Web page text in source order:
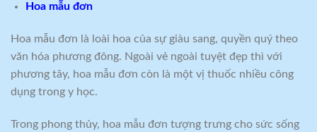
Hoa mẫu đơn
Hoa mẫu đơn là loài hoa của sự giàu sang, quyền quý theo
văn hóa phương đông. Ngoài vẻ ngoài tuyệt đẹp thì với
phương tây, hoa mẫu đơn còn là một vị thuốc nhiều công
dụng trong y học.
Trong phong thủy, hoa mẫu đơn tượng trưng cho sức sống